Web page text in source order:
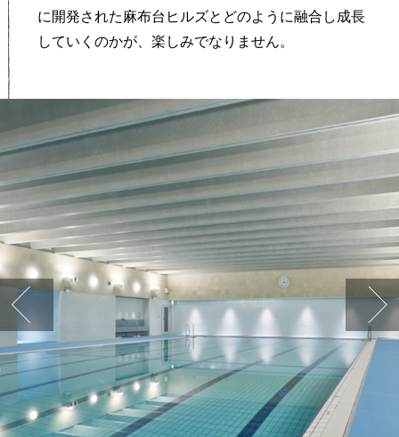
に開発された麻布台ヒルズとどのように融合し成長
していくのかが、楽しみでなりません。